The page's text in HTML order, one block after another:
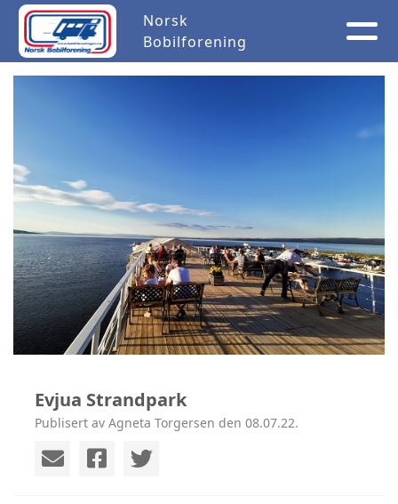
Norsk
Bobilforening
Evjua Strandpark
Publisert av Agneta Torgersen den 08.07.22.